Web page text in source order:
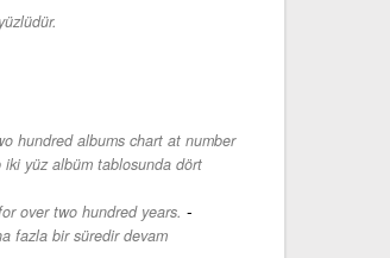
hundred albums chart at number
yüz albüm tablosunda dört
over two hundred years. -
fazla bir süredir devam